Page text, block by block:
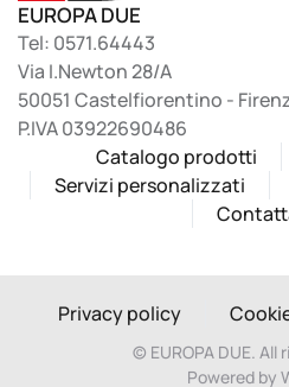
EUROPA DUE
Tel: 0571.64443
Via I.Newton 28/A
50051 Castelfiorentino -
P.IVA 03922690486
Catalogo prodotti
Servizi personalizzati
Privacy policy
© EUROPA DUE.
Powered by